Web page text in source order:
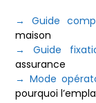
→ Guide
maison
→ Guide
assurance
→ Mode
pourquoi